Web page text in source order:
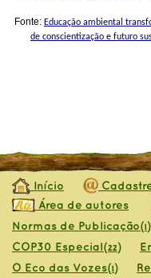
Fonte: Educação ambiental
de conscientização e futuro
Início
Área de autores
Normas de Publicação(1)
COP30 Especial(22)
O Eco das Vozes(1)